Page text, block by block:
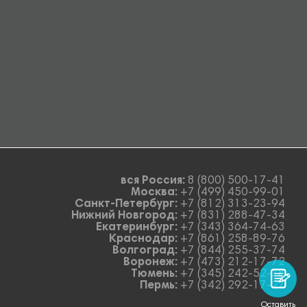
вся Россия: 8 (800) 500-17-41
Москва: +7 (499) 450-99-01
Санкт-Петербург: +7 (812) 313-23-94
Нижний Новгород: +7 (831) 288-47-34
Екатеринбург: +7 (343) 364-74-63
Краснодар: +7 (861) 258-89-76
Волгоград: +7 (844) 255-37-74
Воронеж: +7 (473) 212-17-72
Тюмень: +7 (345) 242-52-78
Пермь: +7 (342) 292-17-27
Оставить